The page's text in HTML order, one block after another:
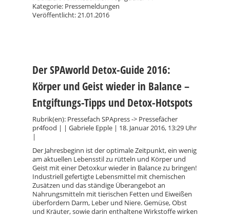
Kategorie: Pressemeldungen
Veröffentlicht: 21.01.2016
Der SPAworld Detox-Guide 2016:
Körper und Geist wieder in Balance –
Entgiftungs-Tipps und Detox-Hotspots
Rubrik(en): Pressefach SPApress -> Pressefächer
pr4food | | Gabriele Epple | 18. Januar 2016, 13:29 Uhr
|
Der Jahresbeginn ist der optimale Zeitpunkt, ein wenig
am aktuellen Lebensstil zu rütteln und Körper und
Geist mit einer Detoxkur wieder in Balance zu bringen!
Industriell gefertigte Lebensmittel mit chemischen
Zusätzen und das ständige Überangebot an
Nahrungsmitteln mit tierischen Fetten und Eiweißen
überfordern Darm, Leber und Niere. Gemüse, Obst
und Kräuter, sowie darin enthaltene Wirkstoffe wirken